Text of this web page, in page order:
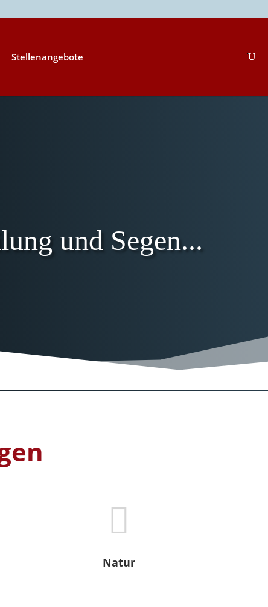
Stellenangebote
und Segen...

Natur